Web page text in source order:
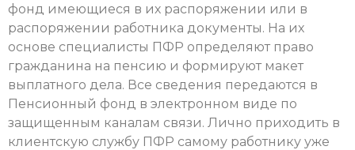
фонд имеющиеся в их распоряжении или в
распоряжении работника документы. На их
основе специалисты ПФР определяют право
гражданина на пенсию и формируют макет
выплатного дела. Все сведения передаются в
Пенсионный фонд в электронном виде по
защищенным каналам связи. Лично приходить в
клиентскую службу ПФР самому работнику уже